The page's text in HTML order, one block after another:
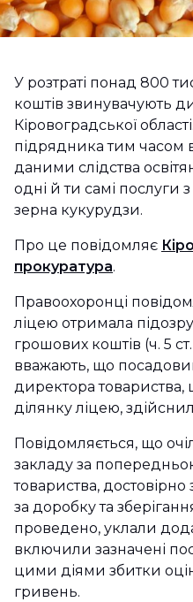
У розтраті понад 800
коштів звинувачують
Кіровоградської
підрядника тим часом
даними слідства
одні й ти самі послуги
зерна кукурудзи.
Про це повідомляє
прокуратура.
Правоохоронці
ліцею отримала
грошових коштів (ч. 5
вважають, що
директора
ділянку ліцею,
Повідомляється, що
закладу за
товариства,
за доробку та
проведено, уклали
включили зазначені
цими діями збитки
гривень.